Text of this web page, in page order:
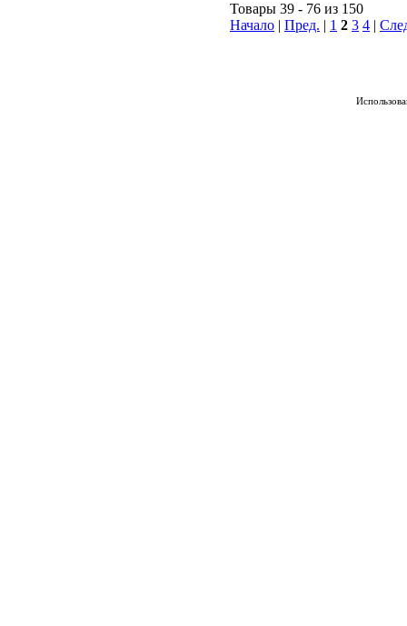
Товары 39 - 76 из 150
Начало
Пред. 1 2 3 4